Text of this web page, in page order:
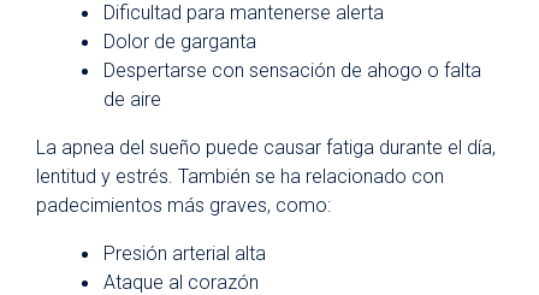
Dificultad para mantenerse alerta
Dolor de garganta
Despertarse con sensación de ahogo o falta
de aire
La apnea del sueño puede causar fatiga durante el día,
lentitud y estrés. También se ha relacionado con
padecimientos más graves, como:
Presión arterial alta
Ataque al corazón